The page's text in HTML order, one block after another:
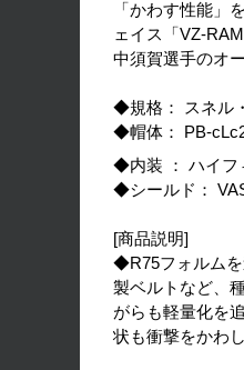
「かわす性能」
ェイス「VZ-
中須賀選手のオ
◆規格： スネル
◆帽体： PB-
◆内装 ： ハイフ
◆シールド：
[商品説明]
◆R75フォルムを
製ベルトなど、
がらも軽量化を
状も衝撃をかわ